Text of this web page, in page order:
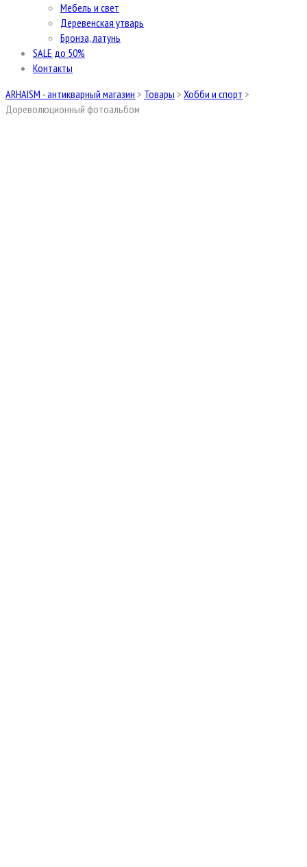
Мебель и свет
Деревенская утварь
Бронза, латунь
SALE до 50%
Контакты
ARHAISM - антикварный магазин > Товары > Хобби и спорт >
Дореволюционный фотоальбом